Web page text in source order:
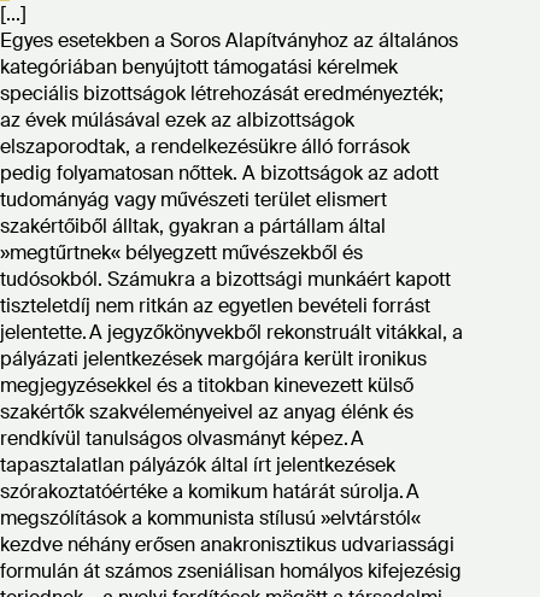
[...]
Egyes esetekben a Soros Alapítványhoz az általános
kategóriában benyújtott támogatási kérelmek
speciális bizottságok létrehozását eredményezték;
az évek múlásával ezek az albizottságok
elszaporodtak, a rendelkezésükre álló források
pedig folyamatosan nőttek. A bizottságok az adott
tudományág vagy művészeti terület elismert
szakértőiből álltak, gyakran a pártállam által
»megtűrtnek« bélyegzett művészekből és
tudósokból. Számukra a bizottsági munkáért kapott
tiszteletdíj nem ritkán az egyetlen bevételi forrást
jelentette. A jegyzőkönyvekből rekonstruált vitákkal, a
pályázati jelentkezések margójára került ironikus
megjegyzésekkel és a titokban kinevezett külső
szakértők szakvéleményeivel az anyag élénk és
rendkívül tanulságos olvasmányt képez. A
tapasztalatlan pályázók által írt jelentkezések
szórakoztatóértéke a komikum határát súrolja. A
megszólítások a kommunista stílusú »elvtárstól«
kezdve néhány erősen anakronisztikus udvariassági
formulán át számos zseniálisan homályos kifejezésig